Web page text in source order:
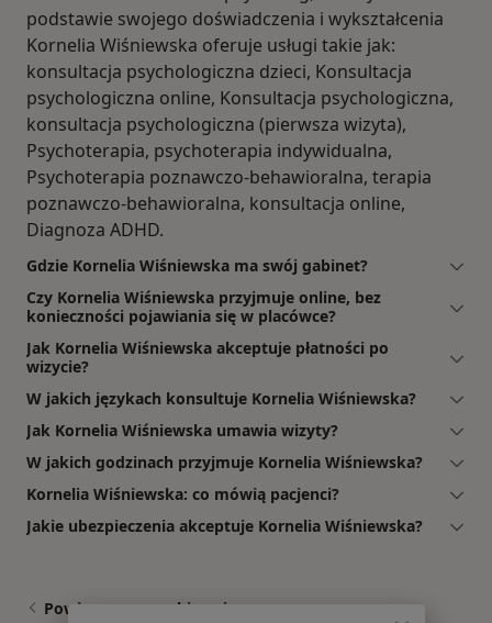
podstawie swojego doświadczenia i wykształcenia
Kornelia Wiśniewska oferuje usługi takie jak:
konsultacja psychologiczna dzieci, Konsultacja
psychologiczna online, Konsultacja psychologiczna,
konsultacja psychologiczna (pierwsza wizyta),
Psychoterapia, psychoterapia indywidualna,
Psychoterapia poznawczo-behawioralna, terapia
poznawczo-behawioralna, konsultacja online,
Diagnoza ADHD.
Gdzie Kornelia Wiśniewska ma swój gabinet?
Czy Kornelia Wiśniewska przyjmuje online, bez
konieczności pojawiania się w placówce?
Jak Kornelia Wiśniewska akceptuje płatności po
wizycie?
W jakich językach konsultuje Kornelia Wiśniewska?
Jak Kornelia Wiśniewska umawia wizyty?
W jakich godzinach przyjmuje Kornelia Wiśniewska?
Kornelia Wiśniewska: co mówią pacjenci?
Jakie ubezpieczenia akceptuje Kornelia Wiśniewska?
Powiązane wyszukiwania